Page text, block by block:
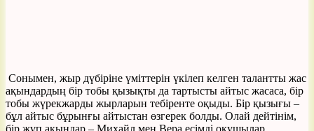
Сонымен, жыр дүбіріне үміттерін үкілеп келген талантты жас
ақындардың бір тобы қызықты да тартысты айтыс жасаса, бір
тобы жүрекжарды жырларын тебіренте оқыды. Бір қызығы –
бұл айтыс бұрынғы айтыстан өзгерек болды. Олай дейтінім,
бір жұп ақындар – Михайл мен Вера есімді оқушылар